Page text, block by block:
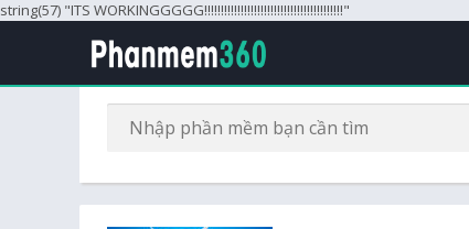
string(57) "ITS WORKINGGGGG!!!!!!!!!!!!!!!!!!!!!!!!!!!!!!!!!!!!!!!!!!"